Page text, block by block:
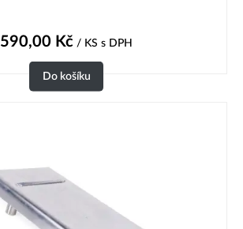
590,00 Kč / KS s DPH
Do košíku